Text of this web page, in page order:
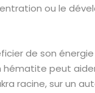
ou le
de son
peut
racine, sur un